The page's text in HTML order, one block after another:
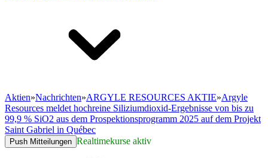
Aktien»Nachrichten»ARGYLE RESOURCES AKTIE»Argyle
Resources meldet hochreine Siliziumdioxid-Ergebnisse von bis zu
99,9 % SiO2 aus dem Prospektionsprogramm 2025 auf dem Projekt
Saint Gabriel in Québec
Push Mitteilungen Realtimekurse aktiv